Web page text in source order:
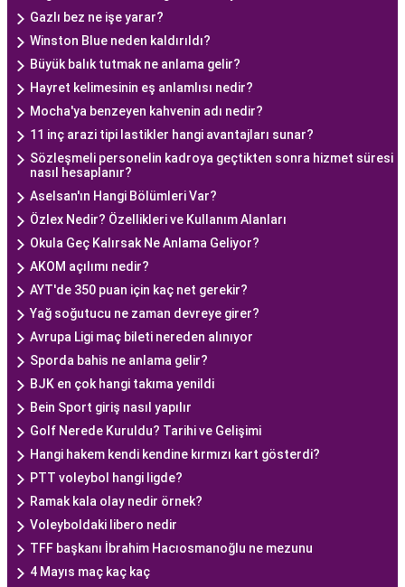
Gazlı bez ne işe yarar?
Winston Blue neden kaldırıldı?
Büyük balık tutmak ne anlama gelir?
Hayret kelimesinin eş anlamlısı nedir?
Mocha'ya benzeyen kahvenin adı nedir?
11 inç arazi tipi lastikler hangi avantajları sunar?
Sözleşmeli personelin kadroya geçtikten sonra hizmet süresi
nasıl hesaplanır?
Aselsan'ın Hangi Bölümleri Var?
Özlex Nedir? Özellikleri ve Kullanım Alanları
Okula Geç Kalırsak Ne Anlama Geliyor?
AKOM açılımı nedir?
AYT'de 350 puan için kaç net gerekir?
Yağ soğutucu ne zaman devreye girer?
Avrupa Ligi maç bileti nereden alınıyor
Sporda bahis ne anlama gelir?
BJK en çok hangi takıma yenildi
Bein Sport giriş nasıl yapılır
Golf Nerede Kuruldu? Tarihi ve Gelişimi
Hangi hakem kendi kendine kırmızı kart gösterdi?
PTT voleybol hangi ligde?
Ramak kala olay nedir örnek?
Voleyboldaki libero nedir
TFF başkanı İbrahim Hacıosmanoğlu ne mezunu
4 Mayıs maç kaç kaç